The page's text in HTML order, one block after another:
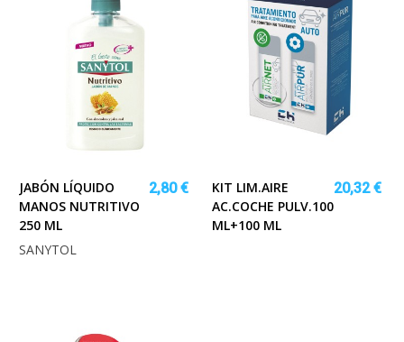
JABÓN LÍQUIDO
MANOS NUTRITIVO
250 ML
2,80 €
SANYTOL
KIT LIM.AIRE
AC.COCHE PULV.100
ML+100 ML
20,32 €